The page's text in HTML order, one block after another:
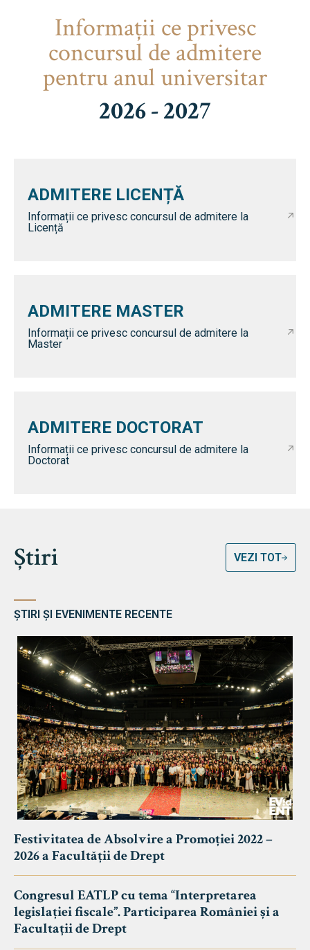
Informaţii ce privesc
concursul de admitere
pentru anul universitar
2026 - 2027
ADMITERE LICENȚĂ
Informații ce privesc concursul de admitere la
Licență
ADMITERE MASTER
Informații ce privesc concursul de admitere la
Master
ADMITERE DOCTORAT
Informații ce privesc concursul de admitere la
Doctorat
Știri VEZI TOT
ȘTIRI ȘI EVENIMENTE RECENTE
Festivitatea de Absolvire a Promoției 2022 –
2026 a Facultății de Drept
Congresul EATLP cu tema “Interpretarea
legislației fiscale”. Participarea României și a
Facultații de Drept